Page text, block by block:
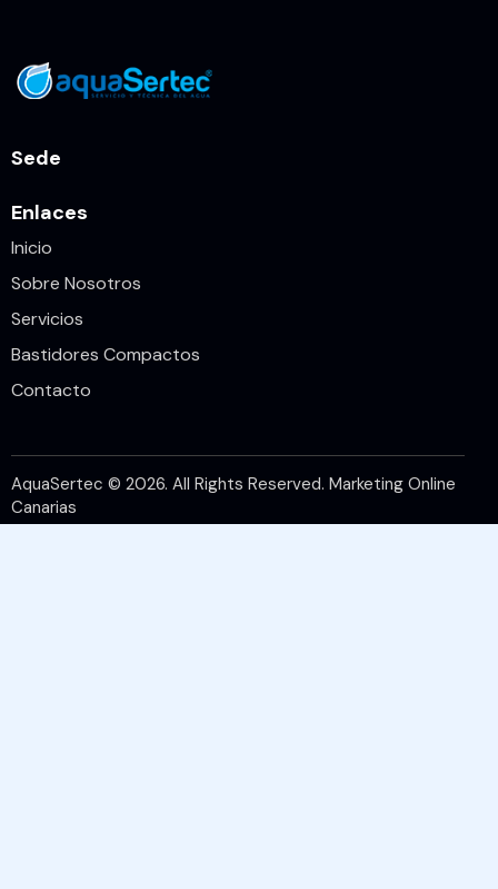
Sede
Enlaces
Inicio
Sobre Nosotros
Servicios
Bastidores Compactos
Contacto
AquaSertec © 2026. All Rights Reserved. Marketing Online
Canarias